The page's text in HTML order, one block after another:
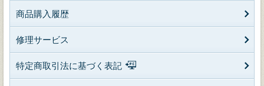
商品購入履歴
修理サービス
特定商取引法に基づく表記